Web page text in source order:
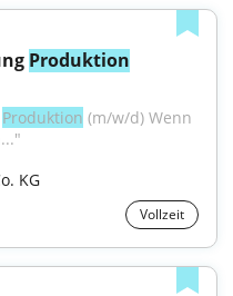
Produktion
Produktion (m/w/d) Wenn
KG
Vollzeit